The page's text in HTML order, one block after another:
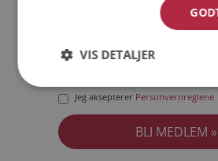
Jeg aksepterer Personvernreglene
VIS DETALJER